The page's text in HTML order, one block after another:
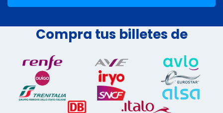
Compra tus billetes de